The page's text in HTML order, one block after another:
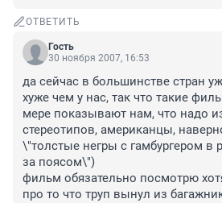
ОТВЕТИТЬ
Гость
30 ноября 2007, 16:53
да сейчас в большинстве стран
хуже чем у нас, так что такие
мере показывают нам, что надо
стереотипов, американцы,
\"толстые негры с гамбургером в
за поясом\")
фильм обязательно посмотрю
про то что труп вынул из